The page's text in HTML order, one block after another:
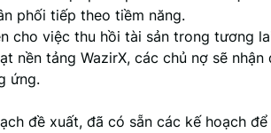
phối tiếp theo tiềm năng.
cho việc thu hồi tài sản trong tương
nền tảng WazirX, các chủ nợ sẽ nhận
ứng.
đề xuất, đã có sẵn các kế hoạch